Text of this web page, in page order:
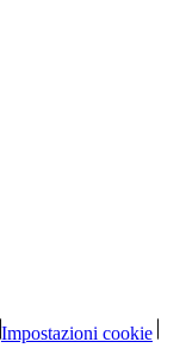
Impostazioni cookie